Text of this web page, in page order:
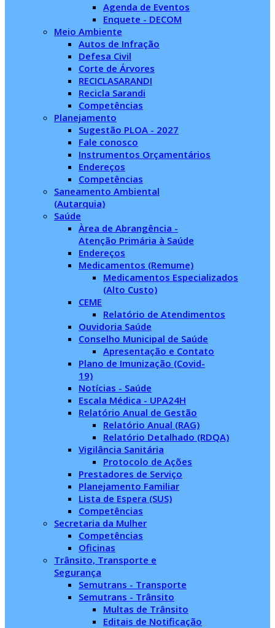
Agenda de Eventos
Enquete - DECOM
Meio Ambiente
Autos de Infração
Defesa Civil
Corte de Árvores
RECICLASARANDI
Recicla Sarandi
Competências
Planejamento
Sugestão PLOA - 2027
Fale conosco
Instrumentos Orçamentários
Endereços
Competências
Saneamento Ambiental
(Autarquia)
Saúde
Àrea de Abrangência -
Atenção Primária à Saúde
Endereços
Medicamentos (Remume)
Medicamentos Especializados
(Alto Custo)
CEME
Relatório de Atendimentos
Ouvidoria Saúde
Conselho Municipal de Saúde
Apresentação e Contato
Plano de Imunização (Covid-
19)
Notícias - Saúde
Escala Médica - UPA24H
Relatório Anual de Gestão
Relatório Anual (RAG)
Relatório Detalhado (RDQA)
Vigilância Sanitária
Protocolo de Ações
Prestadores de Serviço
Planejamento Familiar
Lista de Espera (SUS)
Competências
Secretaria da Mulher
Competências
Oficinas
Trânsito, Transporte e
Segurança
Semutrans - Transporte
Semutrans - Trânsito
Multas de Trânsito
Editais de Notificação